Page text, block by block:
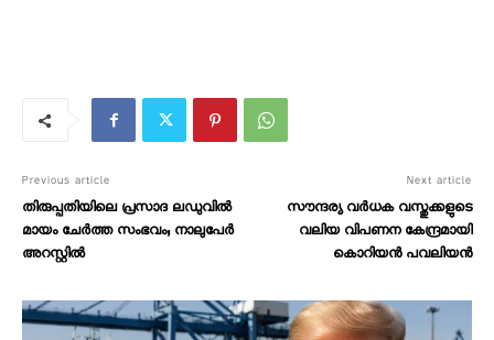
Previous article
തിരുപ്പതിയിലെ പ്രസാദ ലഡുവിൽ
മായം ചേർത്ത സംഭവം; നാലുപേർ
അറസ്റ്റിൽ
Next article
സൗന്ദര്യ വർധക വസ്തുക്കളുടെ
വലിയ വിപണന കേന്ദ്രമായി
കൊറിയൻ പവലിയൻ